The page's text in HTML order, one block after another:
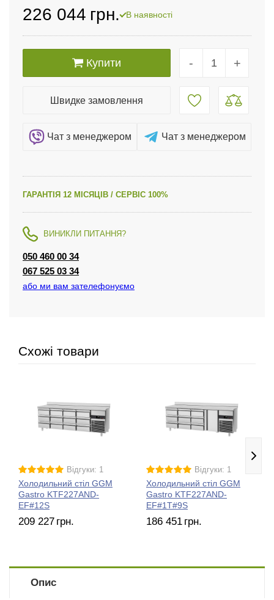
226 044 грн. В наявності
- +
Купити
Швидке замовлення
Чат з менеджером Чат з менеджером
ГАРАНТІЯ 12 МІСЯЦІВ / СЕРВІС 100%
ВИНИКЛИ ПИТАННЯ?
050 460 00 34
067 525 03 34
або ми вам зателефонуємо
Схожі товари
Відгуки: 1
Холодильний стіл GGM
Gastro KTF227AND-
EF#12S
209 227 грн.
Відгуки: 1
Холодильний стіл GGM
Gastro KTF227AND-
EF#1T#9S
186 451 грн.
Опис